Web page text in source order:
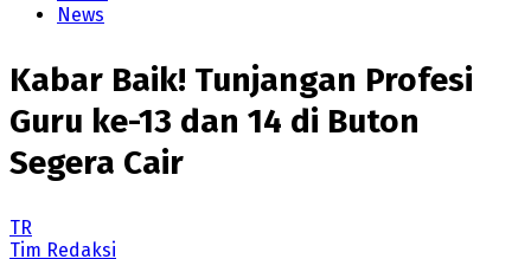
News
Kabar Baik! Tunjangan Profesi
Guru ke-13 dan 14 di Buton
Segera Cair
TR
Tim Redaksi